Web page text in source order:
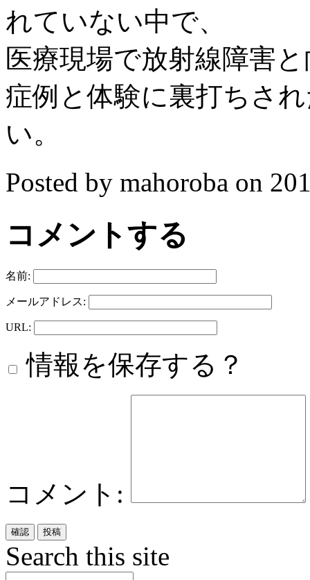
れていない中で、
医療現場で放射線障害
症例と体験に裏打ちさ
い。
Posted by mahoroba on
コメントする
名前:
メールアドレス:
URL:
情報を保存する？
コメント:
Search this site